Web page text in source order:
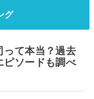
グ
って本当？過去
ピソードも調べ